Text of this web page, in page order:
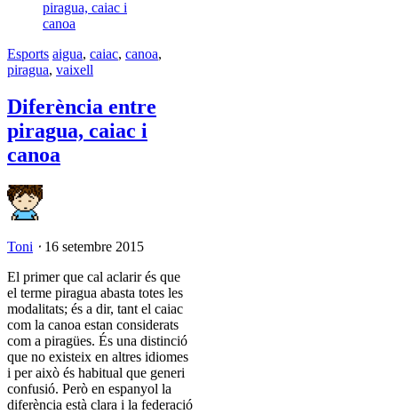
Esports aigua, caiac, canoa,
piragua, vaixell
Diferència entre
piragua, caiac i
canoa
Toni ⋅ 16 setembre 2015
El primer que cal aclarir és que
el terme piragua abasta totes les
modalitats; és a dir, tant el caiac
com la canoa estan considerats
com a piragües. És una distinció
que no existeix en altres idiomes
i per això és habitual que generi
confusió. Però en espanyol la
diferència està clara i la federació